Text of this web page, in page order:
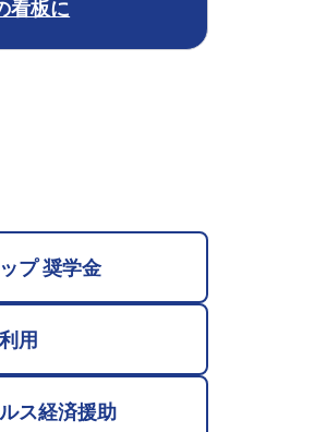
看板に
プ 奨学金
用
ス経済援助